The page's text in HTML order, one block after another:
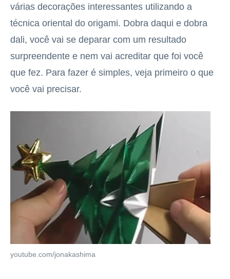
várias decorações interessantes utilizando a
técnica oriental do origami. Dobra daqui e dobra
dali, você vai se deparar com um resultado
surpreendente e nem vai acreditar que foi você
que fez. Para fazer é simples, veja primeiro o que
você vai precisar.
youtube.com/jonakashima